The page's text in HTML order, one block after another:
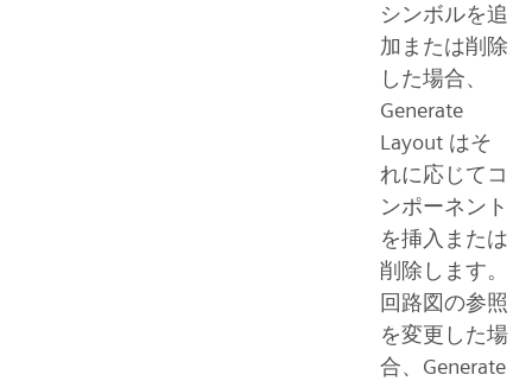
シンボルを追
加または削除
した場合、
Generate
Layout はそ
れに応じてコ
ンポーネント
を挿入または
削除します。
回路図の参照
を変更した場
合、Generate